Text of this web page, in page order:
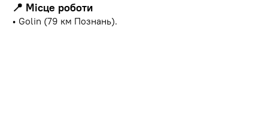
📍 Місце роботи
• Golin (79 км Познань).